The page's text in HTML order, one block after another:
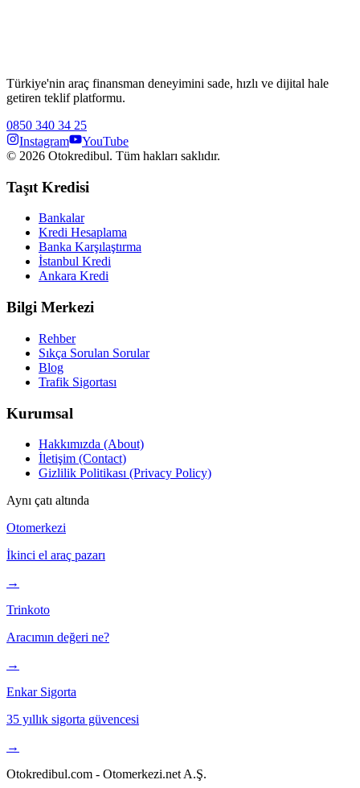
Türkiye'nin araç finansman deneyimini sade, hızlı ve dijital hale
getiren teklif platformu.
0850 340 34 25
Instagram
YouTube
© 2026 Otokredibul. Tüm hakları saklıdır.
Taşıt Kredisi
Bankalar
Kredi Hesaplama
Banka Karşılaştırma
İstanbul Kredi
Ankara Kredi
Bilgi Merkezi
Rehber
Sıkça Sorulan Sorular
Blog
Trafik Sigortası
Kurumsal
Hakkımızda (About)
İletişim (Contact)
Gizlilik Politikası (Privacy Policy)
Aynı çatı altında
Otomerkezi
İkinci el araç pazarı
→
Trinkoto
Aracımın değeri ne?
→
Enkar Sigorta
35 yıllık sigorta güvencesi
→
Otokredibul.com - Otomerkezi.net A.Ş.